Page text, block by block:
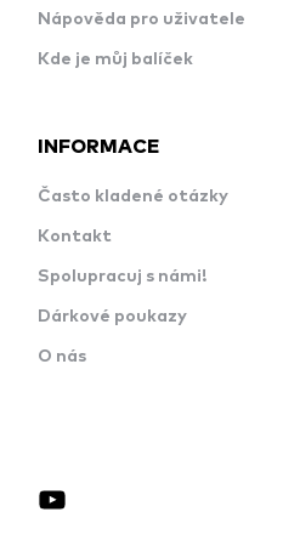
Nápověda pro uživatele
Kde je můj balíček
INFORMACE
Často kladené otázky
Kontakt
Spolupracuj s námi!
Dárkové poukazy
O nás